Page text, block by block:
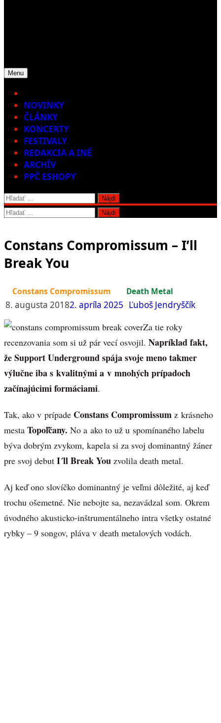
Menu
NOVINKY
ČLÁNKY
KONCERTY
FESTIVALY
REDAKCIA A INÉ
ARCHÍV
PPČ ESHOPY
Hľadať:
Hľadať:
Constans Compromissum – I’ll
Break You
Constans Compromissum Death Metal
8. augusta 20182. apríla 2025 Ľuboš Jendryščík
Za tie roky
recenzovania som si už pár vecí osvojil. Napríklad fakt,
že Support Underground spája svoje meno takmer
výlučne iba s kvalitnými a v mnohých prípadoch
začínajúcimi formáciami.
Tak, ako v prípade Constans Compromissum z krásneho
mesta Topoľčany. No a ako to už u spomínaného labelu
býva dobrým zvykom, kapela si za svoj dominantný žáner
pre svoj debut I´ll Break You zvolila death metal.
Aj keď ono slovíčko dominantný je veľmi dôležité, aj keď
trochu ošemetné. Nie nebojte sa, nezavádzal som. Okrem
úvodného akusticko-inštrumentálneho intra všetky ostatné
rybky – 9 songov, pláva v death metalových vodách.